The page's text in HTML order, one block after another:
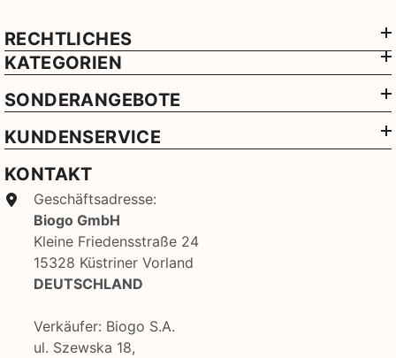
RECHTLICHES
KATEGORIEN
SONDERANGEBOTE
KUNDENSERVICE
KONTAKT
Geschäftsadresse:
Biogo GmbH
Kleine Friedensstraße 24
15328 Küstriner Vorland
DEUTSCHLAND
Verkäufer: Biogo S.A.
ul. Szewska 18,